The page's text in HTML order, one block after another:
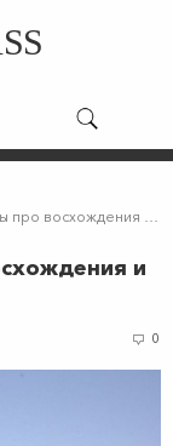
и веру в себя
и
0